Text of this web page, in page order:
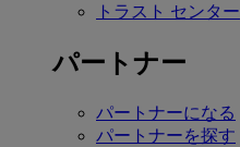
トラスト センター
パートナー
パートナーになる
パートナーを探す